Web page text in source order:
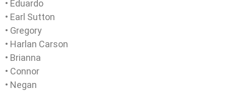
• Eduardo
• Earl Sutton
• Gregory
• Harlan Carson
• Brianna
• Connor
• Negan